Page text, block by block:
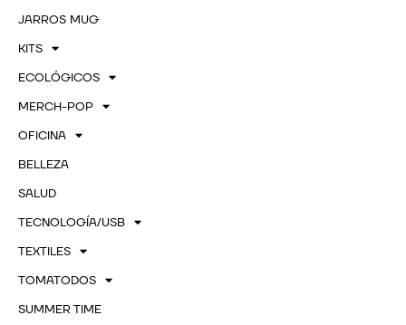
JARROS MUG
KITS
ECOLÓGICOS
MERCH-POP
OFICINA
BELLEZA
SALUD
TECNOLOGÍA/USB
TEXTILES
TOMATODOS
SUMMER TIME